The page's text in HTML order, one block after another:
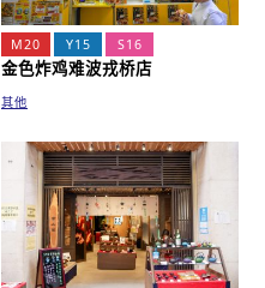
M20 Y15 S16
金色炸鸡难波戎桥店
其他